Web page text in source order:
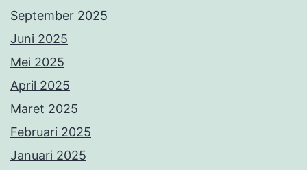
September 2025
Juni 2025
Mei 2025
April 2025
Maret 2025
Februari 2025
Januari 2025